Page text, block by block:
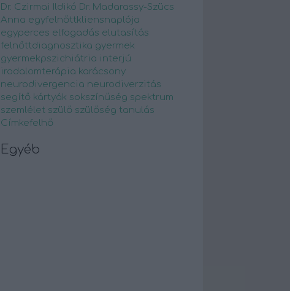
Dr. Czirmai Ildikó Dr. Madarassy-Szücs
Anna egyfelnőttkliensnaplója
egyperces elfogadás elutasítás
felnőttdiagnosztika gyermek
gyermekpszichiátria interjú
irodalomterápia karácsony
neurodivergencia neurodiverzitás
segítő kártyák sokszínűség spektrum
szemlélet szülő szülőség tanulás
Címkefelhő
Egyéb